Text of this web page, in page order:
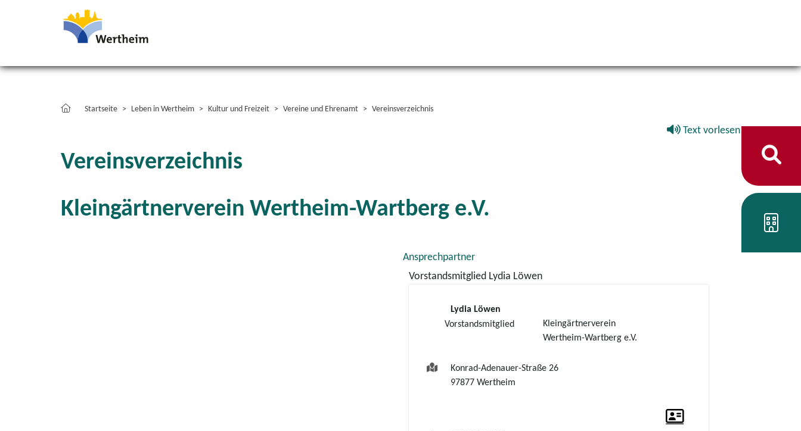
Startseite Leben in Wertheim Kultur und Freizeit Vereine und Ehrenamt Vereinsverzeichnis
Text vorlesen
Vereinsverzeichnis
Kleingärtnerverein Wertheim-Wartberg e.V.
Ansprechpartner
Vorstandsmitglied Lydia Löwen
Vorstandsmitglied
Lydia Löwen
Kleingärtnerverein
Wertheim-Wartberg e.V.
Konrad-Adenauer-Straße 26
97877 Wertheim